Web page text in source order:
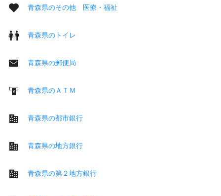
青森県のその他 医療・福祉
青森県のトイレ
青森県の郵便局
青森県のＡＴＭ
青森県の都市銀行
青森県の地方銀行
青森県の第２地方銀行